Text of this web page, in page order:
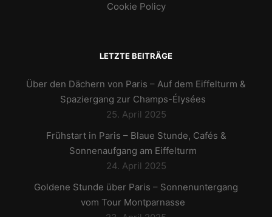
Cookie Policy
LETZTE BEITRÄGE
Über den Dächern von Paris – Auf dem Eiffelturm &
Spaziergang zur Champs-Élysées
25. April 2025
Frühstart in Paris – Blaue Stunde, Cafés &
Sonnenaufgang am Eiffelturm
24. April 2025
Goldene Stunde über Paris – Sonnenuntergang
vom Tour Montparnasse